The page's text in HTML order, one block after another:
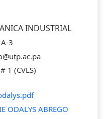
INDUSTRIAL
3
1 (CVLS)
ODALYS ABREGO